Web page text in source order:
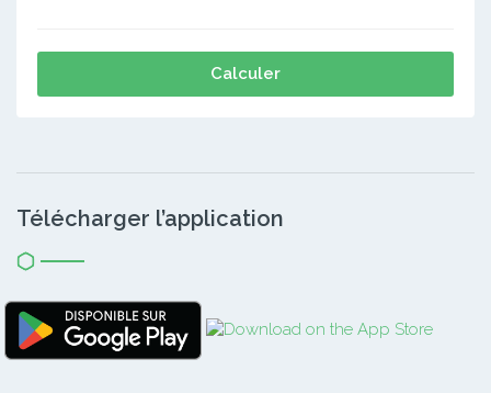
Calculer
Télécharger l’application